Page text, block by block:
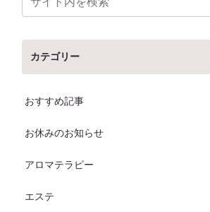
カテゴリー
おすすめ記事
お休みのお知らせ
アロマテラピー
エステ